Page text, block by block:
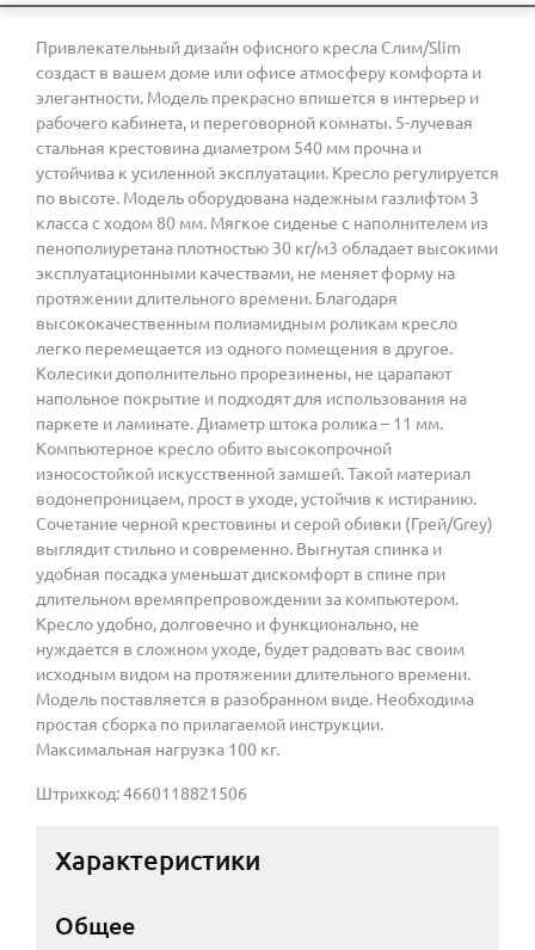
Привлекательный дизайн офисного кресла Слим/Slim
создаст в вашем доме или офисе атмосферу комфорта и
элегантности. Модель прекрасно впишется в интерьер и
рабочего кабинета, и переговорной комнаты. 5-лучевая
стальная крестовина диаметром 540 мм прочна и
устойчива к усиленной эксплуатации. Кресло регулируется
по высоте. Модель оборудована надежным газлифтом 3
класса с ходом 80 мм. Мягкое сиденье с наполнителем из
пенополиуретана плотностью 30 кг/м3 обладает высокими
эксплуатационными качествами, не меняет форму на
протяжении длительного времени. Благодаря
высококачественным полиамидным роликам кресло
легко перемещается из одного помещения в другое.
Колесики дополнительно прорезинены, не царапают
напольное покрытие и подходят для использования на
паркете и ламинате. Диаметр штока ролика – 11 мм.
Компьютерное кресло обито высокопрочной
износостойкой искусственной замшей. Такой материал
водонепроницаем, прост в уходе, устойчив к истиранию.
Сочетание черной крестовины и серой обивки (Грей/Grey)
выглядит стильно и современно. Выгнутая спинка и
удобная посадка уменьшат дискомфорт в спине при
длительном времяпрепровождении за компьютером.
Кресло удобно, долговечно и функционально, не
нуждается в сложном уходе, будет радовать вас своим
исходным видом на протяжении длительного времени.
Модель поставляется в разобранном виде. Необходима
простая сборка по прилагаемой инструкции.
Максимальная нагрузка 100 кг.
Штрихкод: 4660118821506
Характеристики
Общее